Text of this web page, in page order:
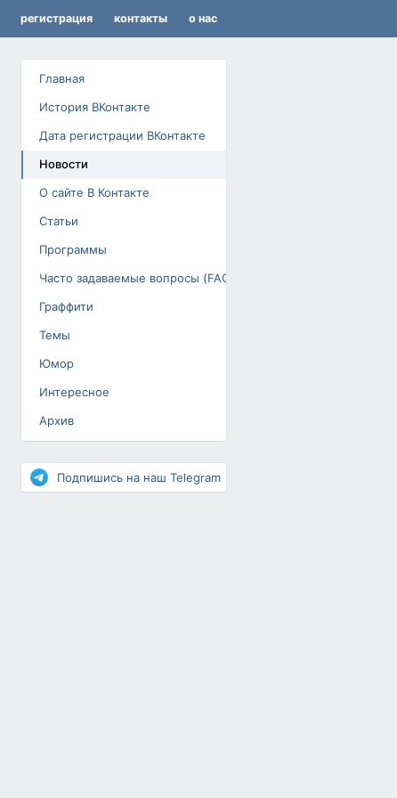
регистрация контакты о нас
Главная
История ВКонтакте
Дата регистрации ВКонтакте
Новости
О сайте В Контакте
Статьи
Программы
Часто задаваемые вопросы (FAQ)
Граффити
Темы
Юмор
Интересное
Архив
Повышение рейтинга
Подпишись на наш Telegram